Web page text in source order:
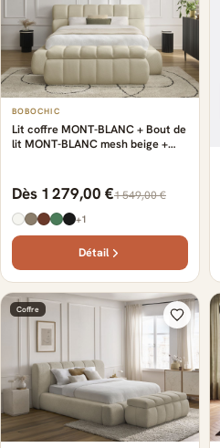
BOBOCHIC
Lit coffre MONT-BLANC + Bout de
lit MONT-BLANC mesh beige +
Dès 1 279,00 €1 549,00 €
+1
Détail
Coffre